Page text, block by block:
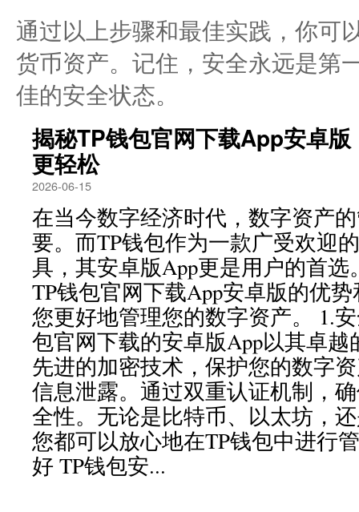
通过以上步骤和最佳实践，你可
货币资产。记住，安全永远是第
佳的安全状态。
揭秘TP钱包官网下载App安卓
更轻松
2026-06-15
在当今数字经济时代，数字资产
要。而TP钱包作为一款广受欢迎
具，其安卓版App更是用户的首
TP钱包官网下载App安卓版的优
您更好地管理您的数字资产。 1.
包官网下载的安卓版App以其卓
先进的加密技术，保护您的数字
信息泄露。通过双重认证机制，
全性。无论是比特币、以太坊，
您都可以放心地在TP钱包中进行
好 TP钱包安...